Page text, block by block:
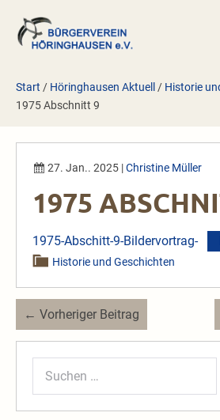
Inhalt
springen
Start / Höringhausen Aktuell / Historie
1975 Abschnitt 9
27. Jan.. 2025 |Christine Müller
1975
1975-Abschitt-9-Bildervortrag-
Historie und Geschichten
Beitragsnavigation
← Vorheriger Beitrag
Suchen